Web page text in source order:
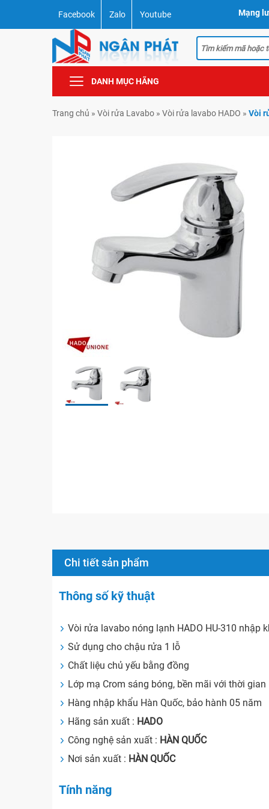
Facebook Zalo Youtube Mạng
DANH MỤC HÃNG
Trang chủ » Vòi rửa Lavabo » Vòi rửa lavabo HADO » Vòi
Chi tiết sản phẩm
Thông số kỹ thuật
Vòi rửa lavabo nóng lạnh HADO HU-310 nhập
Sử dụng cho chậu rửa 1 lỗ
Chất liệu chủ yếu bằng đồng
Lớp mạ Crom sáng bóng, bền mãi với thời gian
Hàng nhập khẩu Hàn Quốc, bảo hành 05 năm
Hãng sản xuất : HADO
Công nghệ sản xuất : HÀN QUỐC
Nơi sản xuất : HÀN QUỐC
Tính năng